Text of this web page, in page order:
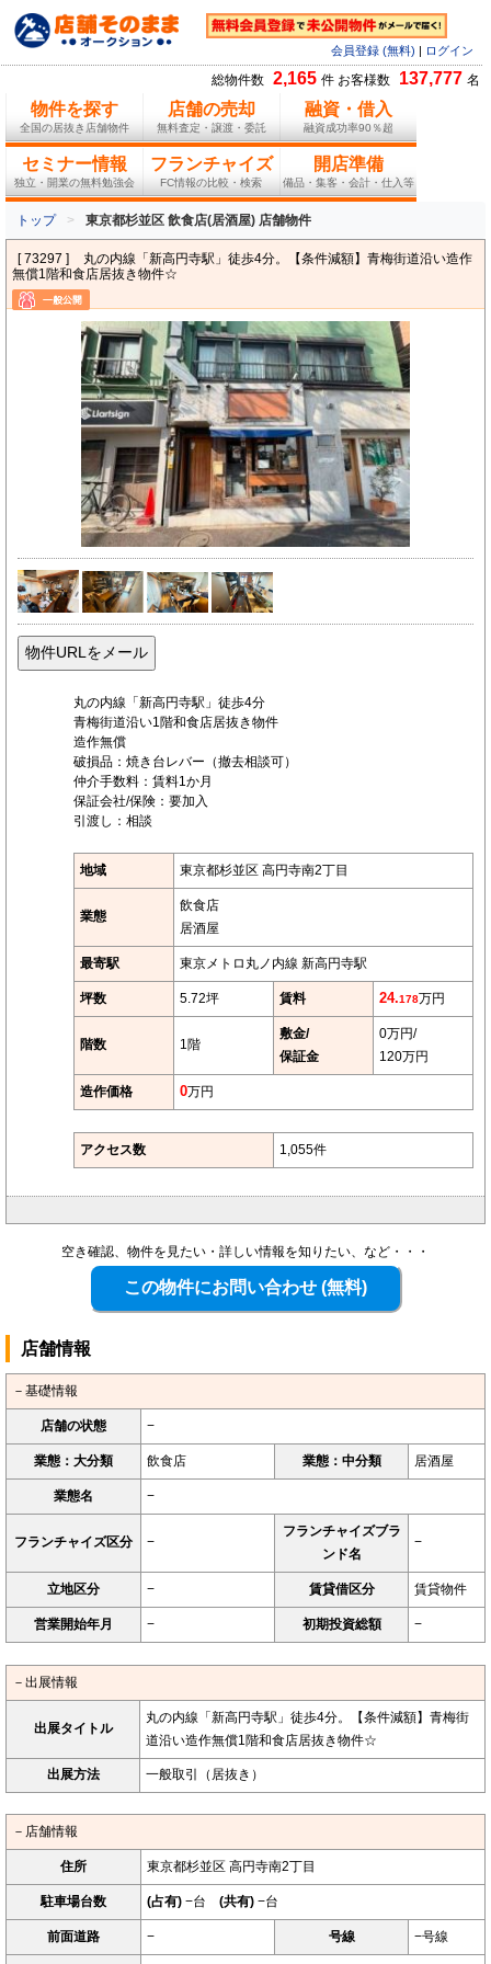
会員登録 (無料) ログイン
総物件数 2,165 件 お客様数 137,777 名
物件を探す
全国の居抜き店舗物件
店舗の売却
無料査定・譲渡・委託
融資・借入
融資成功率90％超
セミナー情報
独立・開業の無料勉強会
フランチャイズ
FC情報の比較・検索
開店準備
備品・集客・会計・仕入等
トップ 東京都杉並区 飲食店(居酒屋) 店舗物件
[ 73297 ]
丸の内線「新高円寺駅」徒歩4分。【条件減額】青梅街道沿い造作
無償1階和食店居抜き物件☆
丸の内線「新高円寺駅」徒歩4分
青梅街道沿い1階和食店居抜き物件
造作無償
破損品：焼き台レバー（撤去相談可）
仲介手数料：賃料1か月
保証会社/保険：要加入
引渡し：相談
地域 東京都杉並区 高円寺南2丁目
業態
飲食店
居酒屋
最寄駅 東京メトロ丸ノ内線 新高円寺駅
坪数 5.72坪 賃料 24.178万円
階数 1階
敷金/
保証金
0万円/
120万円
造作価格 0万円
アクセス数 1,055件
空き確認、物件を見たい・詳しい情報を知りたい、など・・・
店舗情報
－基礎情報
店舗の状態 −
業態：大分類 飲食店 業態：中分類 居酒屋
業態名 −
フランチャイズ区分 −
フランチャイズブラ
ンド名
−
立地区分 − 賃貸借区分 賃貸物件
営業開始年月 − 初期投資総額 −
－出展情報
出展タイトル
丸の内線「新高円寺駅」徒歩4分。【条件減額】青梅街
道沿い造作無償1階和食店居抜き物件☆
出展方法 一般取引（居抜き）
－店舗情報
住所 東京都杉並区 高円寺南2丁目
駐車場台数 (占有) −台 (共有) −台
前面道路 − 号線 −号線